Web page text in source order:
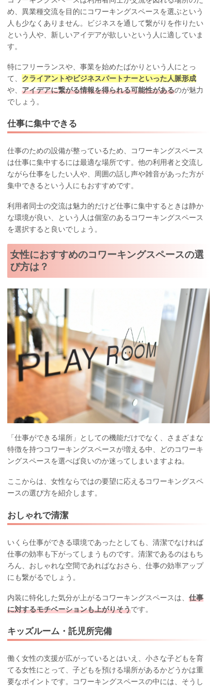
め、異業種交流を目的にコワーキングスペースを選ぶという
人も少なくありません。ビジネスを通して繋がりを作りたい
という人や、新しいアイデアが欲しいという人に適していま
す。
特にフリーランスや、事業を始めたばかりという人にとっ
て、 クライアントやビジネスパートナーといった人脈形成
や、 アイデアに繋がる情報を得られる可能性があるのが魅力
でしょう。
仕事に集中できる
仕事のための設備が整っているため、コワーキングスペース
は仕事に集中するには最適な場所です。他の利用者と交流し
ながら仕事をしたい人や、周囲の話し声や雑音があった方が
集中できるという人にもおすすめです。
利用者同士の交流は魅力的だけど仕事に集中するときは静か
な環境が良い、という人は個室のあるコワーキングスペース
を選択すると良いでしょう。
女性におすすめのコワーキングスペースの選
び方は？
「仕事ができる場所」としての機能だけでなく、さまざまな
特徴を持つコワーキングスペースが増える中、どのコワーキ
ングスペースを選べば良いのか迷ってしまいますよね。
ここからは、女性ならではの要望に応えるコワーキングスペ
ースの選び方を紹介します。
おしゃれで清潔
いくら仕事ができる環境であったとしても、清潔でなければ
仕事の効率も下がってしまうものです。清潔であるのはもち
ろん、おしゃれな空間であればなおさら、仕事の効率アップ
にも繋がるでしょう。
内装に特化した気分が上がるコワーキングスペースは、 仕事
に対するモチベーションも上がりそうです。
キッズルーム・託児所完備
働く女性の支援が広がっているとはいえ、小さな子どもを育
てる女性にとって、子どもを預ける場所があるかどうかは重
要なポイントです。コワーキングスペースの中には、そうし